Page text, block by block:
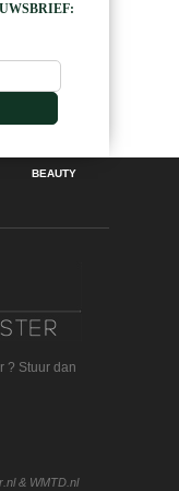
BEAUTY
? Stuur dan
& WMTD.nl